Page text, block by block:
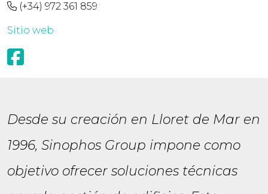
(+34) 972 361 859
Sitio web
Desde su creación en Lloret de Mar en
1996, Sinophos Group impone como
objetivo ofrecer soluciones técnicas